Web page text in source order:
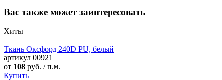
Вас также может заинтересовать
Хиты
Ткань Оксфорд 240D PU, белый
артикул 00921
от 108 руб. / п.м.
Купить